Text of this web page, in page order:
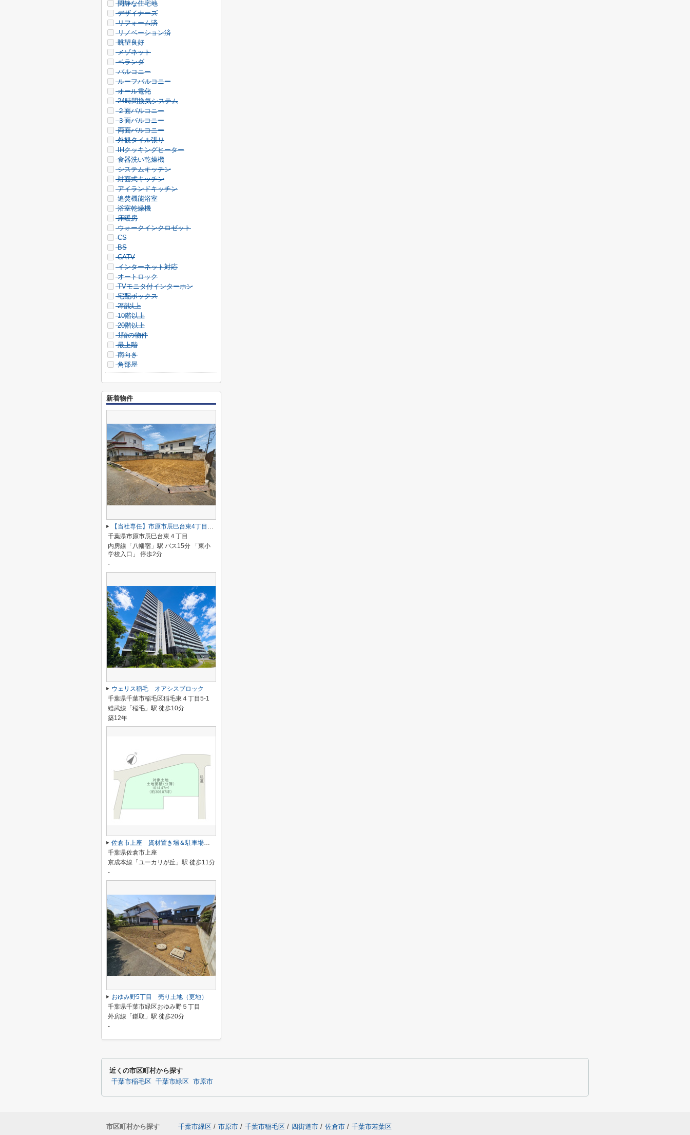
閑静な住宅地
デザイナーズ
リフォーム済
リノベーション済
眺望良好
メゾネット
ベランダ
バルコニー
ルーフバルコニー
オール電化
24時間換気システム
２面バルコニー
３面バルコニー
両面バルコニー
外観タイル張り
IHクッキングヒーター
食器洗い乾燥機
システムキッチン
対面式キッチン
アイランドキッチン
追焚機能浴室
浴室乾燥機
床暖房
ウォークインクロゼット
CS
BS
CATV
インターネット対応
オートロック
TVモニタ付インターホン
宅配ボックス
2階以上
10階以上
20階以上
1階の物件
最上階
南向き
角部屋
新着物件
【当社専任】市原市辰巳台東4丁目 売り土地
千葉県市原市辰巳台東４丁目
内房線「八幡宿」駅 バス15分 「東小
学校入口」 停歩2分
-
ウェリス稲毛 オアシスブロック
千葉県千葉市稲毛区稲毛東４丁目5-1
総武線「稲毛」駅 徒歩10分
築12年
佐倉市上座 資材置き場＆駐車場用地
千葉県佐倉市上座
京成本線「ユーカリが丘」駅 徒歩11分
-
おゆみ野5丁目 売り土地（更地）
千葉県千葉市緑区おゆみ野５丁目
外房線「鎌取」駅 徒歩20分
-
近くの市区町村から探す
千葉市稲毛区 千葉市緑区 市原市
市区町村から探す 千葉市緑区 / 市原市 / 千葉市稲毛区 / 四街道市 / 佐倉市 / 千葉市若葉区